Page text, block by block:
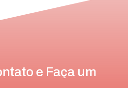
e Faça um